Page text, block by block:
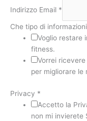
Indirizzo Email *
Che tipo di
Voglio restare
fitness.
Vorrei
per migliorare le
Privacy *
Accetto la
non mi invierete